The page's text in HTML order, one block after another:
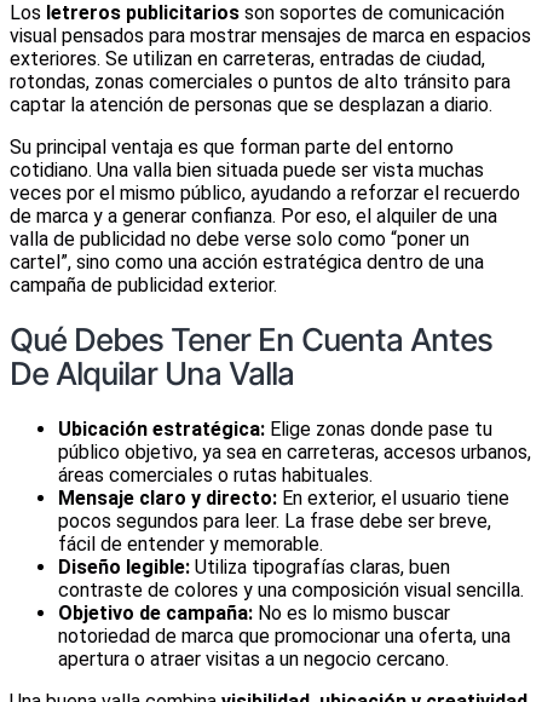
Los letreros publicitarios son soportes de comunicación
visual pensados para mostrar mensajes de marca en espacios
exteriores. Se utilizan en carreteras, entradas de ciudad,
rotondas, zonas comerciales o puntos de alto tránsito para
captar la atención de personas que se desplazan a diario.
Su principal ventaja es que forman parte del entorno
cotidiano. Una valla bien situada puede ser vista muchas
veces por el mismo público, ayudando a reforzar el recuerdo
de marca y a generar confianza. Por eso, el alquiler de una
valla de publicidad no debe verse solo como “poner un
cartel”, sino como una acción estratégica dentro de una
campaña de publicidad exterior.
Qué Debes Tener En Cuenta Antes
De Alquilar Una Valla
Ubicación estratégica: Elige zonas donde pase tu
público objetivo, ya sea en carreteras, accesos urbanos,
áreas comerciales o rutas habituales.
Mensaje claro y directo: En exterior, el usuario tiene
pocos segundos para leer. La frase debe ser breve,
fácil de entender y memorable.
Diseño legible: Utiliza tipografías claras, buen
contraste de colores y una composición visual sencilla.
Objetivo de campaña: No es lo mismo buscar
notoriedad de marca que promocionar una oferta, una
apertura o atraer visitas a un negocio cercano.